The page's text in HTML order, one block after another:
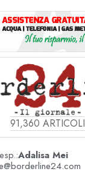
91,360 ARTICOLI
Adalisa Mei